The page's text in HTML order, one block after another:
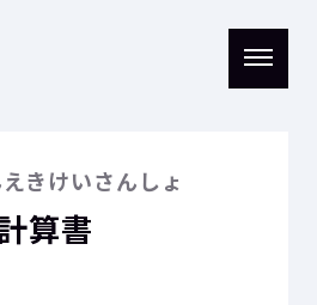
きけいさんしょ
算書